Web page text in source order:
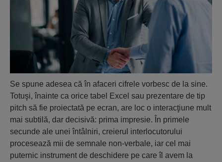
Se spune adesea că în afaceri cifrele vorbesc de la sine.
Totuşi, înainte ca orice tabel Excel sau prezentare de tip
pitch să fie proiectată pe ecran, are loc o interacţiune mult
mai subtilă, dar decisivă: prima impresie. În primele
secunde ale unei întâlniri, creierul interlocutorului
procesează mii de semnale non-verbale, iar cel mai
puternic instrument de deschidere pe care îl avem la